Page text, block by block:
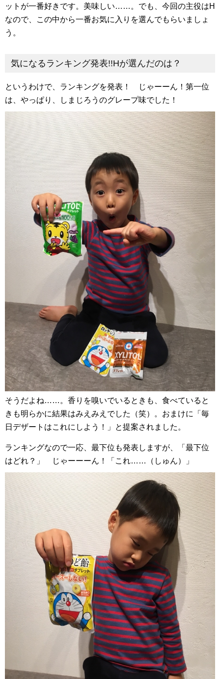
ットが一番好きです。美味しい……。でも、今回の主役はH
なので、この中から一番お気に入りを選んでもらいましょ
う。
気になるランキング発表!!Hが選んだのは？
というわけで、ランキングを発表！ じゃーーん！第一位
は、やっぱり、しまじろうのグレープ味でした！
そうだよね……。香りを嗅いでいるときも、食べていると
きも明らかに結果はみえみえでした（笑）。おまけに「毎
日デザートはこれにしよう！」と提案されました。
ランキングなので一応、最下位も発表しますが、「最下位
はどれ？」 じゃーーーん！「これ……（しゅん）」